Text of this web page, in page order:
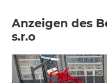
Anzeigen des
s.r.o